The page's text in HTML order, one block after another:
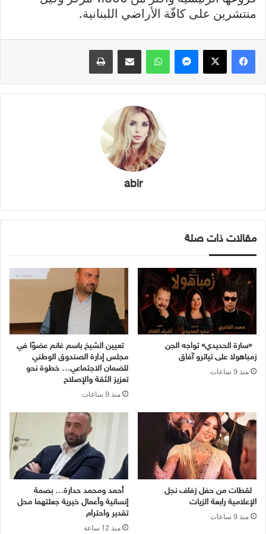
منتشرين على كافّة الأراضي اللبنانية.
فيسبوك X ماسنجر واتساب مشاركة عبر البريد طباعة
abir
مقالات ذات صلة
«سارة الحديدي» تواجه الجن
زمباهولا على تياترو آفاق
منذ 9 ساعات
تعيين الشيخ باسم غانم عضوًا في
مجلس إدارة الصندوق الوطني
للضمان الاجتماعي… خطوة نحو
تعزيز الثقة والإصلاح
منذ 9 ساعات
لقطات من حفل زفاف نجل
الإعلامية رابعة الزيات
منذ 9 ساعات
أحمد ومحمد حدارة… بصمة
إنسانية وأعمال خيرية جعلتهما محل
تقدير واحترام
منذ 12 ساعة